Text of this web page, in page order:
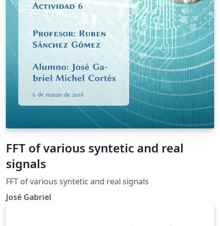
Palabras Claves: Características NoSQL en PostgreSQL,
MongoDB, PostgreSQL
FFT of various syntetic and real
signals
FFT of various syntetic and real signals
José Gabriel